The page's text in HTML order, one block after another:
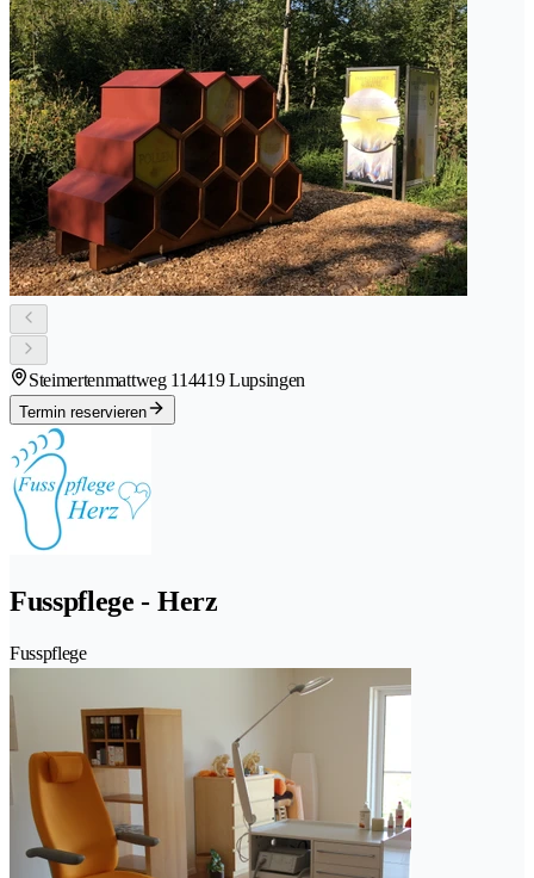
Steimertenmattweg 114419 Lupsingen
Termin reservieren
Fusspflege - Herz
Fusspflege